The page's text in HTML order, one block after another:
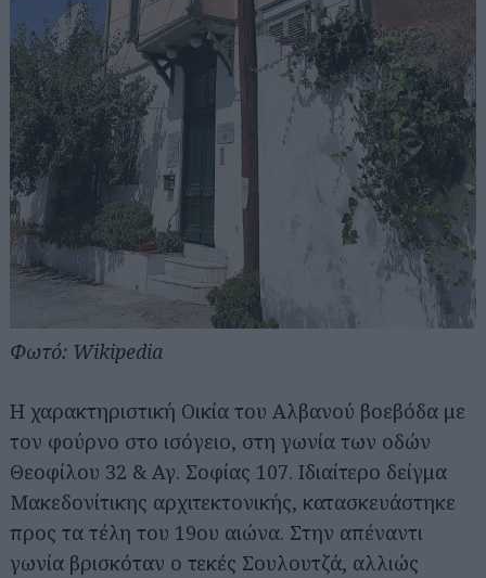
Φωτό: Wikipedia
Η χαρακτηριστική Οικία του Αλβανού βοεβόδα με
τον φούρνο στο ισόγειο, στη γωνία των οδών
Θεοφίλου 32 & Αγ. Σοφίας 107. Ιδιαίτερο δείγμα
Μακεδονίτικης αρχιτεκτονικής, κατασκευάστηκε
προς τα τέλη του 19ου αιώνα. Στην απέναντι
γωνία βρισκόταν ο τεκές Σουλουτζά, αλλιώς